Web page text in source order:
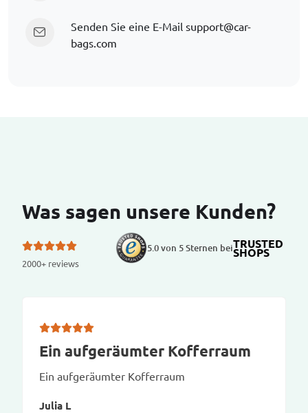
Senden Sie eine E-Mail support@car-
bags.com
Was sagen unsere Kunden?
2000+ reviews
5.0 von 5 Sternen beiTRUSTED
SHOPS
Ein aufgeräumter Kofferraum
Ein aufgeräumter Kofferraum
Julia L